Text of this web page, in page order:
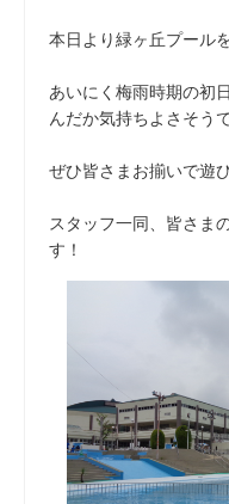
本日より緑ヶ丘プール
あいにく梅雨時期の初
んだか気持ちよさそう
ぜひ皆さまお揃いで遊
スタッフ一同、皆さま
す！